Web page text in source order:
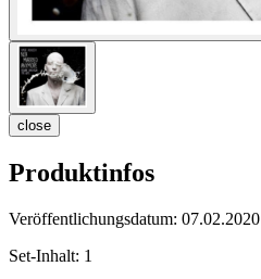
close
Produktinfos
Veröffentlichungsdatum: 07.02.2020
Set-Inhalt: 1